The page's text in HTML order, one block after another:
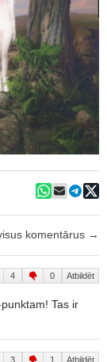
komentārus →
4 0 Atbildēt
Tas ir
3 1 Atbildēt